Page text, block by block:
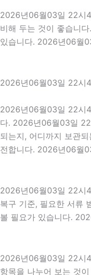
2026년06월03일 22시
비해 두는 것이 좋습니
있습니다. 2026년06월
2026년06월03일 22시
2026년06월03일 22시
다. 2026년06월03일 22
되는지, 어디까지 보관되
전합니다. 2026년06월
2026년06월03일 22시
복구 기준, 필요한 서류
볼 필요가 있습니다.
2026년06월03일 22시
항목을 나누어 보는 것